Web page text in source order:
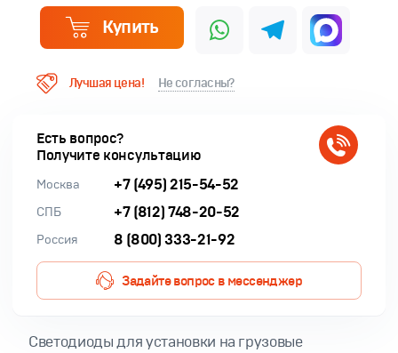
Купить
Лучшая цена! Не согласны?
Есть вопрос?
Получите консультацию
Москва +7 (495) 215-54-52
СПБ +7 (812) 748-20-52
Россия 8 (800) 333-21-92
Задайте вопрос в мессенджер
Светодиоды для установки на грузовые